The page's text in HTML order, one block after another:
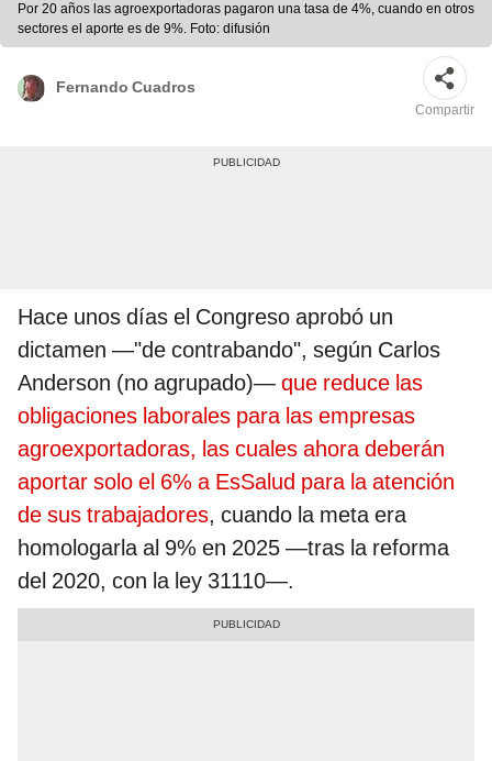
Por 20 años las agroexportadoras pagaron una tasa de 4%, cuando en otros
sectores el aporte es de 9%. Foto: difusión
Fernando Cuadros
Compartir
Hace unos días el Congreso aprobó un
dictamen —"de contrabando", según Carlos
Anderson (no agrupado)— que reduce las
obligaciones laborales para las empresas
agroexportadoras, las cuales ahora deberán
aportar solo el 6% a EsSalud para la atención
de sus trabajadores, cuando la meta era
homologarla al 9% en 2025 —tras la reforma
del 2020, con la ley 31110—.